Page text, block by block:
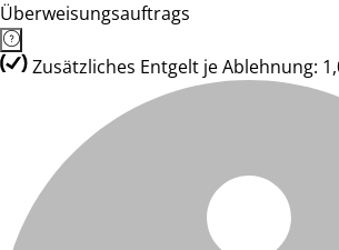
Überweisungsauftrags
Zusätzliches Entgelt je Ablehnung: